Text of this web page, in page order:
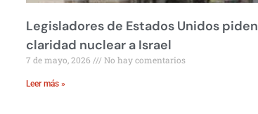
Legisladores de Estados Unidos piden
claridad nuclear a Israel
7 de mayo, 2026 No hay comentarios
Leer más »